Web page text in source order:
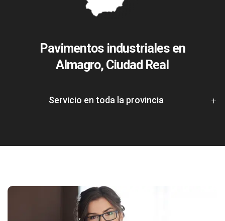
Pavimentos industriales en
Almagro, Ciudad Real
Servicio en toda la provincia